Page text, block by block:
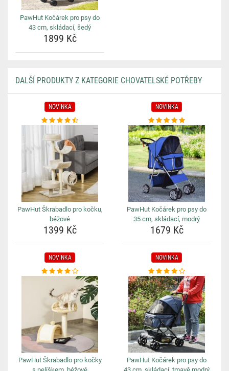
PawHut Kočárek pro psy do
43 cm, skládací, šedý
1899 Kč
DALŠÍ PRODUKTY Z KATEGORIE CHOVATELSKÉ POTŘEBY
NOVINKA
PawHut Škrabadlo pro kočku,
béžové
1399 Kč
NOVINKA
PawHut Kočárek pro psy do
35 cm, skládací, modrý
1679 Kč
NOVINKA
PawHut Škrabadlo pro kočky
NOVINKA
PawHut Kočárek pro psy do